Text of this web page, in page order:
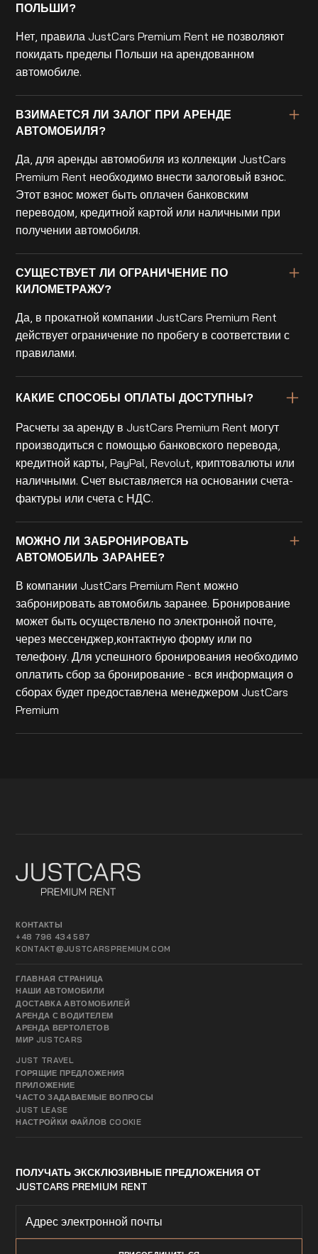
ПОЛЬШИ?
Нет, правила JustCars Premium Rent не позволяют
покидать пределы Польши на арендованном
автомобиле.
ВЗИМАЕТСЯ ЛИ ЗАЛОГ ПРИ АРЕНДЕ
АВТОМОБИЛЯ?
Да, для аренды автомобиля из коллекции JustCars
Premium Rent необходимо внести залоговый взнос.
Этот взнос может быть оплачен банковским
переводом, кредитной картой или наличными при
получении автомобиля.
СУЩЕСТВУЕТ ЛИ ОГРАНИЧЕНИЕ ПО
КИЛОМЕТРАЖУ?
Да, в прокатной компании JustCars Premium Rent
действует ограничение по пробегу в соответствии с
правилами.
КАКИЕ СПОСОБЫ ОПЛАТЫ ДОСТУПНЫ?
Расчеты за аренду в JustCars Premium Rent могут
производиться с помощью банковского перевода,
кредитной карты, PayPal, Revolut, криптовалюты или
наличными. Счет выставляется на основании счета-
фактуры или счета с НДС.
МОЖНО ЛИ ЗАБРОНИРОВАТЬ
АВТОМОБИЛЬ ЗАРАНЕЕ?
В компании JustCars Premium Rent можно
забронировать автомобиль заранее. Бронирование
может быть осуществлено по электронной почте,
через мессенджер,контактную форму или по
телефону. Для успешного бронирования необходимо
оплатить сбор за бронирование - вся информация о
сборах будет предоставлена менеджером JustCars
Premium
КОНТАКТЫ
+48 796 434 587
KONTAKT@JUSTCARSPREMIUM.COM
ГЛАВНАЯ СТРАНИЦА
НАШИ АВТОМОБИЛИ
ДОСТАВКА АВТОМОБИЛЕЙ
АРЕНДА С ВОДИТЕЛЕМ
АРЕНДА ВЕРТОЛЕТОВ
МИР JUSTCARS
JUST TRAVEL
ГОРЯЩИЕ ПРЕДЛОЖЕНИЯ
ПРИЛОЖЕНИЕ
ЧАСТО ЗАДАВАЕМЫЕ ВОПРОСЫ
JUST LEASE
НАСТРОЙКИ ФАЙЛОВ COOKIE
ПОЛУЧАТЬ ЭКСКЛЮЗИВНЫЕ ПРЕДЛОЖЕНИЯ ОТ
JUSTCARS PREMIUM RENT